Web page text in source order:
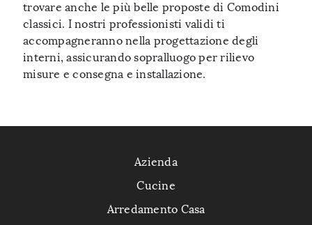
trovare anche le più belle proposte di Comodini
classici. I nostri professionisti validi ti
accompagneranno nella progettazione degli
interni, assicurando sopralluogo per rilievo
misure e consegna e installazione.
Azienda
Cucine
Arredamento Casa